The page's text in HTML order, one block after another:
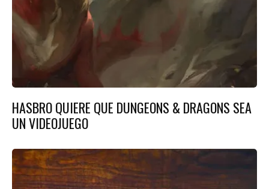
HASBRO QUIERE QUE DUNGEONS & DRAGONS SEA
UN VIDEOJUEGO